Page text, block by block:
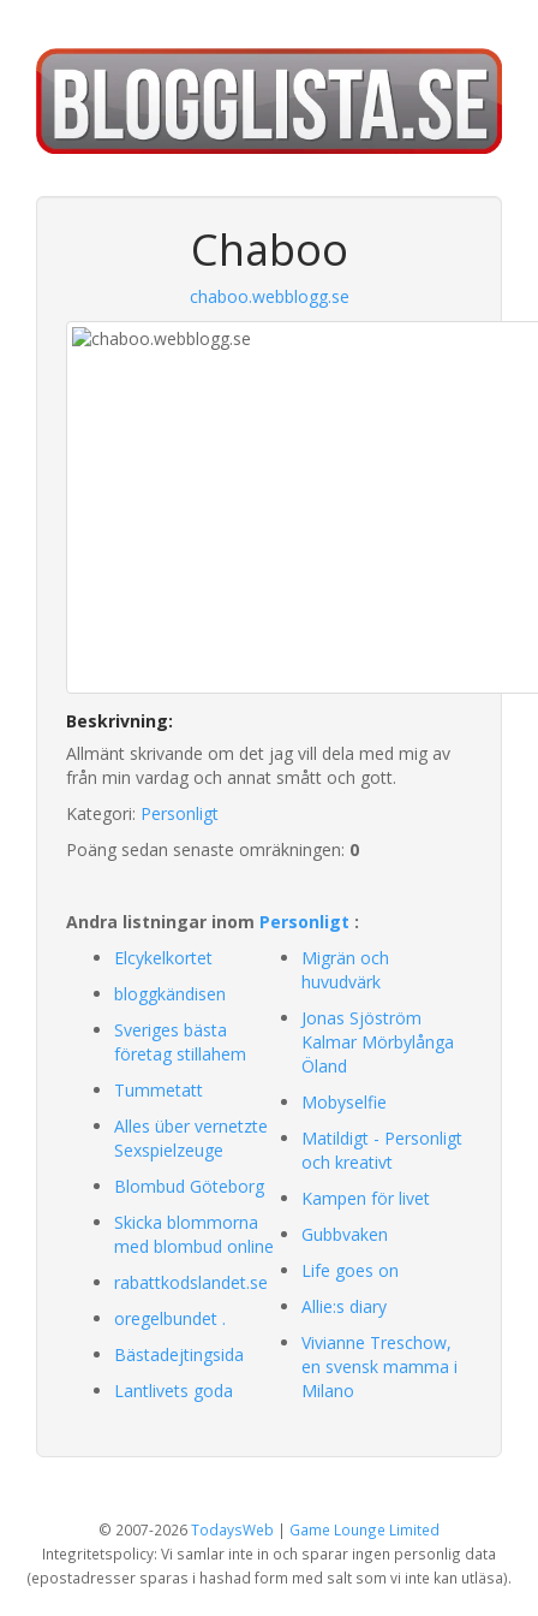
Chaboo
chaboo.webblogg.se
Beskrivning:
Allmänt skrivande om det jag vill dela med mig av
från min vardag och annat smått och gott.
Kategori: Personligt
Poäng sedan senaste omräkningen: 0
Andra listningar inom Personligt :
Elcykelkortet
bloggkändisen
Sveriges bästa
företag stillahem
Tummetatt
Alles über vernetzte
Sexspielzeuge
Blombud Göteborg
Skicka blommorna
med blombud online
rabattkodslandet.se
oregelbundet .
Bästadejtingsida
Lantlivets goda
Migrän och
huvudvärk
Jonas Sjöström
Kalmar Mörbylånga
Öland
Mobyselfie
Matildigt - Personligt
och kreativt
Kampen för livet
Gubbvaken
Life goes on
Allie:s diary
Vivianne Treschow,
en svensk mamma i
Milano
© 2007-2026TodaysWeb | Game Lounge Limited
Integritetspolicy: Vi samlar inte in och sparar ingen personlig data
(epostadresser sparas i hashad form med salt som vi inte kan utläsa).